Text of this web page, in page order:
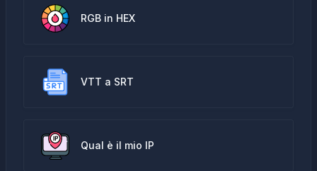
RGB in HEX
VTT a SRT
Qual è il mio IP